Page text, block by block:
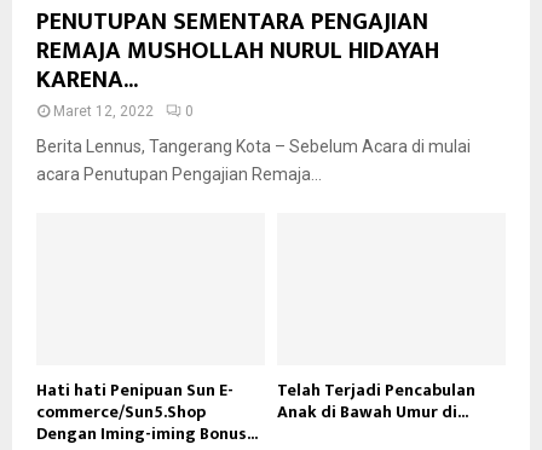
PENUTUPAN SEMENTARA PENGAJIAN
REMAJA MUSHOLLAH NURUL HIDAYAH
KARENA...
Maret 12, 2022 0
Berita Lennus, Tangerang Kota – Sebelum Acara di mulai
acara Penutupan Pengajian Remaja...
Hati hati Penipuan Sun E-
commerce/Sun5.Shop
Dengan Iming-iming Bonus...
Telah Terjadi Pencabulan
Anak di Bawah Umur di...